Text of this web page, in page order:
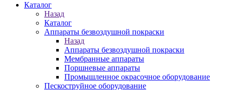
Каталог
Назад
Каталог
Аппараты безвоздушной покраски
Назад
Аппараты безвоздушной покраски
Мембранные аппараты
Поршневые аппараты
Промышленное окрасочное оборудование
Пескоструйное оборудование